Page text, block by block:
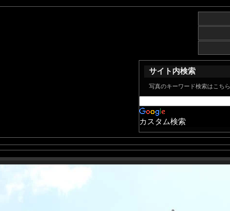
サイト内検索
写真のキーワード検索はこちら
カスタム検索